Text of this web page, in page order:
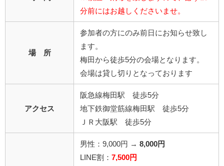
分前にはお越しくださいませ。
場 所
参加者の方にのみ前日にお知らせ致し
ます。
梅田から徒歩5分の会場となります。
会場は貸し切りとなっております
アクセス
阪急線梅田駅 徒歩5分
地下鉄御堂筋線梅田駅 徒歩5分
ＪＲ大阪駅 徒歩5分
男性：9,000円 → 8,000円
LINE割： 7,500円